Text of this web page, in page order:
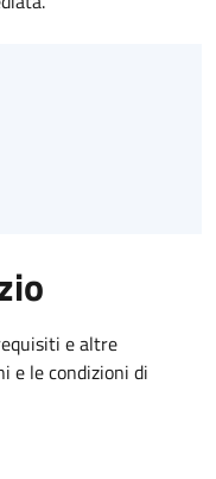
e altre
e le condizioni di